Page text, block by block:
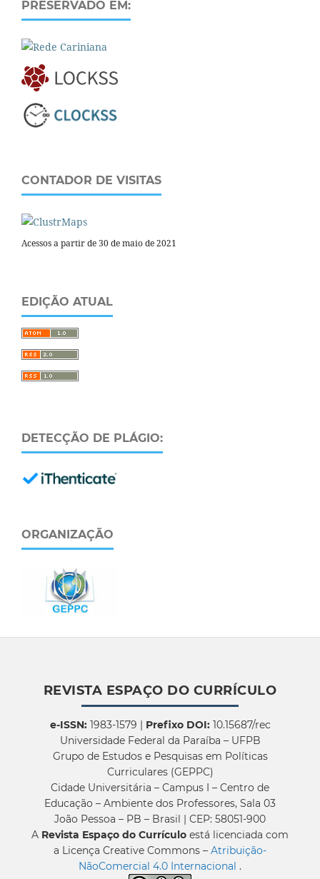
PRESERVADO EM:
CONTADOR DE VISITAS
Acessos a partir de 30 de maio de 2021
EDIÇÃO ATUAL
DETECÇÃO DE PLÁGIO:
ORGANIZAÇÃO
REVISTA ESPAÇO DO CURRÍCULO
e-ISSN:1983-1579 | Prefixo DOI:10.15687/rec
Universidade Federal da Paraíba – UFPB
Grupo de Estudos e Pesquisas em Políticas
Curriculares (GEPPC)
Cidade Universitária – Campus I – Centro de
Educação – Ambiente dos Professores, Sala 03
João Pessoa – PB – Brasil | CEP: 58051-900
A Revista Espaço do Currículo está licenciada com
a Licença Creative Commons – Atribuição-
NãoComercial 4.0 Internacional .